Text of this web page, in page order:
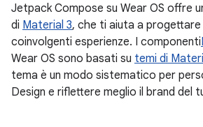
Jetpack Compose su Wear OS offre
di Material 3, che ti aiuta a progettare
coinvolgenti esperienze. I componenti
Wear OS sono basati su temi di
tema è un modo sistematico per
Design e riflettere meglio il brand del